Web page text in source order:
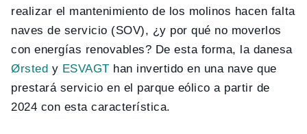
realizar el mantenimiento de los molinos hacen falta
naves de servicio (SOV), ¿y por qué no moverlos
con energías renovables? De esta forma, la danesa
Ørsted y ESVAGT han invertido en una nave que
prestará servicio en el parque eólico a partir de
2024 con esta característica.